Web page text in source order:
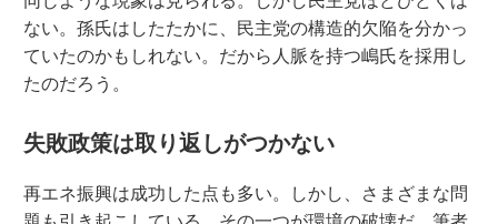
ない。孫氏はしたたかに、民主党の構造的欠陥を分かっ
ていたのかもしれない。だから人脈を持つ嶋氏を採用し
たのだろう。
失敗政策は取り返しがつかない
再エネ振興は成功した点も多い。しかし、さまざまな問